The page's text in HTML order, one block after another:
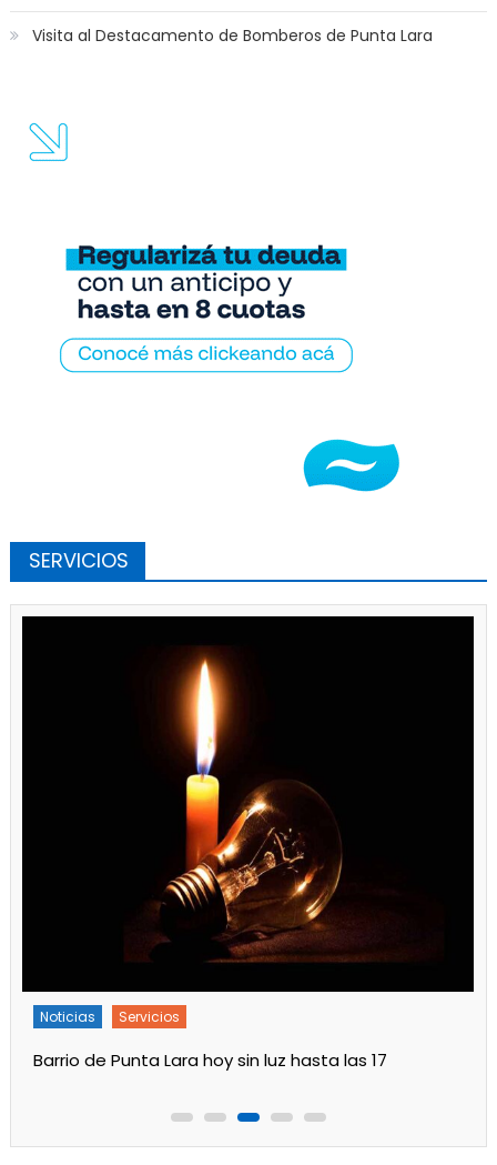
Visita al Destacamento de Bomberos de Punta Lara
SERVICIOS
Noticias Servicios
Barrio de Punta Lara hoy sin luz hasta las 17